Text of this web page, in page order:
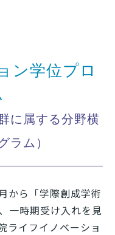
ン学位プロ
に属する分野横
ラム）
から「学際創成学術
一時期受け入れを見
ライフイノベーショ